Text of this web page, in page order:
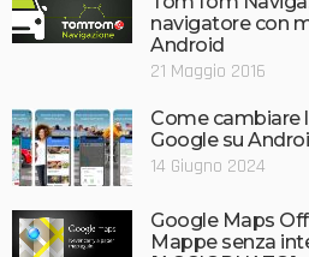
navigatore con
Android
21 Maggio 2016
Come cambiare
Google su
14 Giugno 2024
Google Maps
Mappe senza